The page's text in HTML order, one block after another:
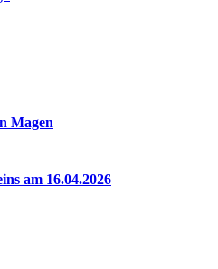
Magen
am 16.04.2026